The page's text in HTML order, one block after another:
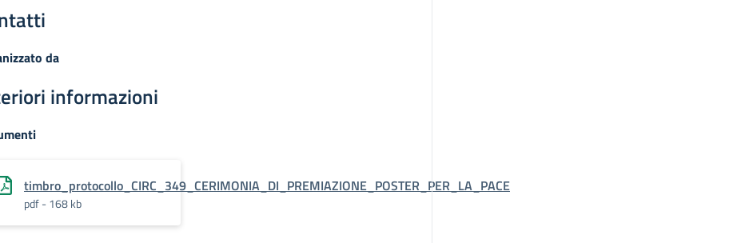
da
informazioni
timbro_protocollo_CIRC_349_CERIMONIA_DI_PREMIAZIONE_POSTER_PER_LA_PACE
pdf - 168 kb